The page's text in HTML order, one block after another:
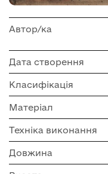
Автор/ка
Дата створення
Класифікація
Матеріал
Техніка виконання
Довжина